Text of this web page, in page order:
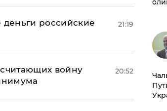
российские
21:19
войну
20:52